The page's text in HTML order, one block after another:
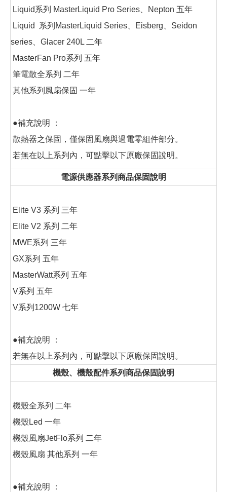
Liquid系列 MasterLiquid Pro Series、Nepton 五年
Liquid 系列MasterLiquid Series、Eisberg、Seidon
series、Glacer 240L 二年
MasterFan Pro系列 五年
筆電散全系列 二年
其他系列風扇保固 一年
●補充說明 ：
散熱器之保固，僅保固風扇與過電零組件部分。
若無在以上系列內，可點擊以下原廠保固說明。
電源供應器系列商品保固說明
Elite V3 系列 三年
Elite V2 系列 二年
MWE系列 三年
GX系列 五年
MasterWatt系列 五年
V系列 五年
V系列1200W 七年
●補充說明 ：
若無在以上系列內，可點擊以下原廠保固說明。
機殼、機殼配件系列商品保固說明
機殼全系列 二年
機殼Led 一年
機殼風扇JetFlo系列 二年
機殼風扇 其他系列 一年
●補充說明 ：